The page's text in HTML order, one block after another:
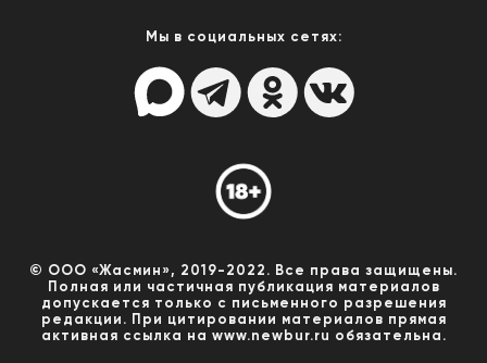
Мы в социальных сетях:
© ООО «Жасмин», 2019-2022. Все права защищены.
Полная или частичная публикация материалов
допускается только с письменного разрешения
редакции. При цитировании материалов прямая
активная ссылка на www.newbur.ru обязательна.